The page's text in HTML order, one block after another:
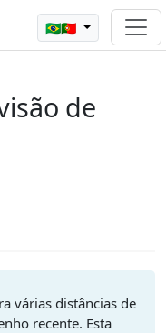
🇧🇷🇵🇹
de
várias distâncias de
recente. Esta